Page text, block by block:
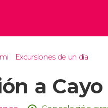
Roma
Italia
Reino
Excursiones de un día
a